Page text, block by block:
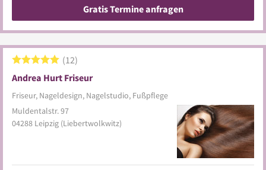
Gratis Termine anfragen
Andrea Hurt Friseur
Friseur, Nageldesign, Nagelstudio, Fußpflege
12
Muldentalstr. 97
04288 Leipzig (Liebertwolkwitz)